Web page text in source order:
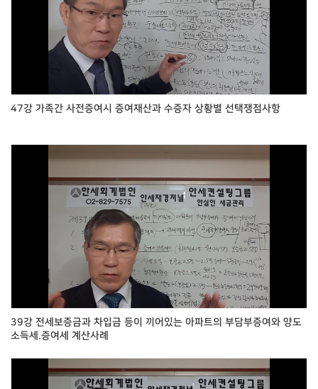
47강 가족간 사전증여시 증여재산과 수증자 상황별 선택쟁점사항
39강 전세보증금과 차입금 등이 끼어있는 아파트의 부담부증여와 양도
소득세.증여세 계산사례